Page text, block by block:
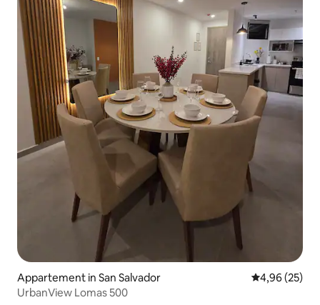
Appartement in San Salvador Gemiddelde
4,96 (25)
UrbanView Lomas 500